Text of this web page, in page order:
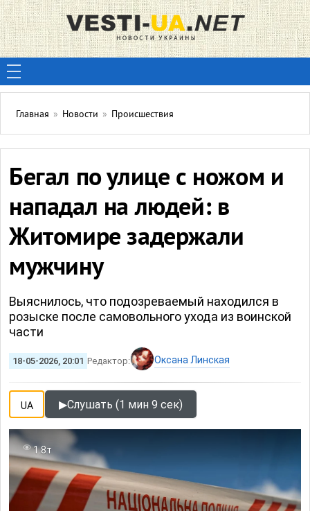
Главная » Новости » Происшествия
Бегал по улице с ножом и
нападал на людей: в
Житомире задержали
мужчину
Выяснилось, что подозреваемый находился в
розыске после самовольного ухода из воинской
части
18-05-2026, 20:01 Редактор: Оксана Линская
UA ▶Слушать (1 мин 9 сек)
1.8т